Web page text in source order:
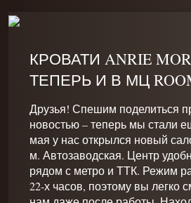
КРОВАТИ ANRIE
ТЕПЕРЬ И В МЦ
Друзья! Спешим поделиться
новостью – теперь мы стали
мая у нас открылся новый
м. Автозаводская. Центр
рядом с метро и ТТК. Режим
22-х часов, поэтому вы легко